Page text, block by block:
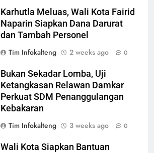
Karhutla Meluas, Wali Kota Fairid
Naparin Siapkan Dana Darurat
dan Tambah Personel
Tim Infokalteng
2 weeks ago 0
Bukan Sekadar Lomba, Uji
Ketangkasan Relawan Damkar
Perkuat SDM Penanggulangan
Kebakaran
Tim Infokalteng
3 weeks ago 0
Wali Kota Siapkan Bantuan